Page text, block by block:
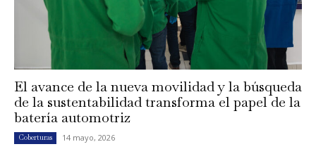
El avance de la nueva movilidad y la búsqueda
de la sustentabilidad transforma el papel de la
batería automotriz
Coberturas 14 mayo, 2026